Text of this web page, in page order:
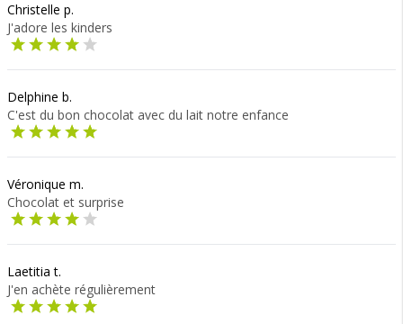
Christelle p.
J'adore les kinders
Delphine b.
C'est du bon chocolat avec du lait notre enfance
Véronique m.
Chocolat et surprise
Laetitia t.
J'en achète régulièrement